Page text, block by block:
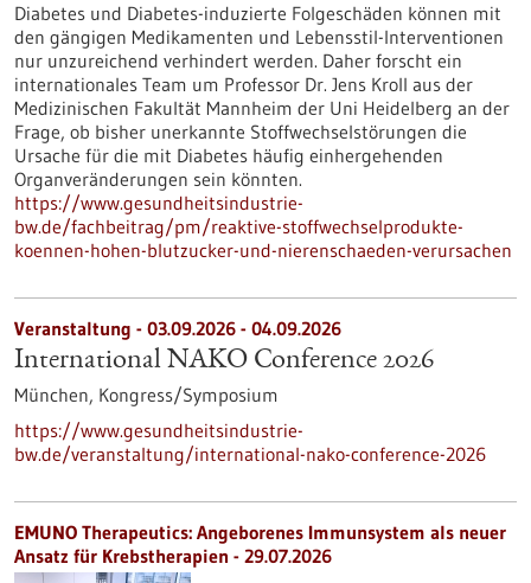
Diabetes und Diabetes-induzierte Folgeschäden können mit
den gängigen Medikamenten und Lebensstil-Interventionen
nur unzureichend verhindert werden. Daher forscht ein
internationales Team um Professor Dr. Jens Kroll aus der
Medizinischen Fakultät Mannheim der Uni Heidelberg an der
Frage, ob bisher unerkannte Stoffwechselstörungen die
Ursache für die mit Diabetes häufig einhergehenden
Organveränderungen sein könnten.
https://www.gesundheitsindustrie-
bw.de/fachbeitrag/pm/reaktive-stoffwechselprodukte-
koennen-hohen-blutzucker-und-nierenschaeden-verursachen
Veranstaltung - 03.09.2026 - 04.09.2026
International NAKO Conference 2026
München, Kongress/Symposium
https://www.gesundheitsindustrie-
bw.de/veranstaltung/international-nako-conference-2026
EMUNO Therapeutics: Angeborenes Immunsystem als neuer
Ansatz für Krebstherapien - 29.07.2026